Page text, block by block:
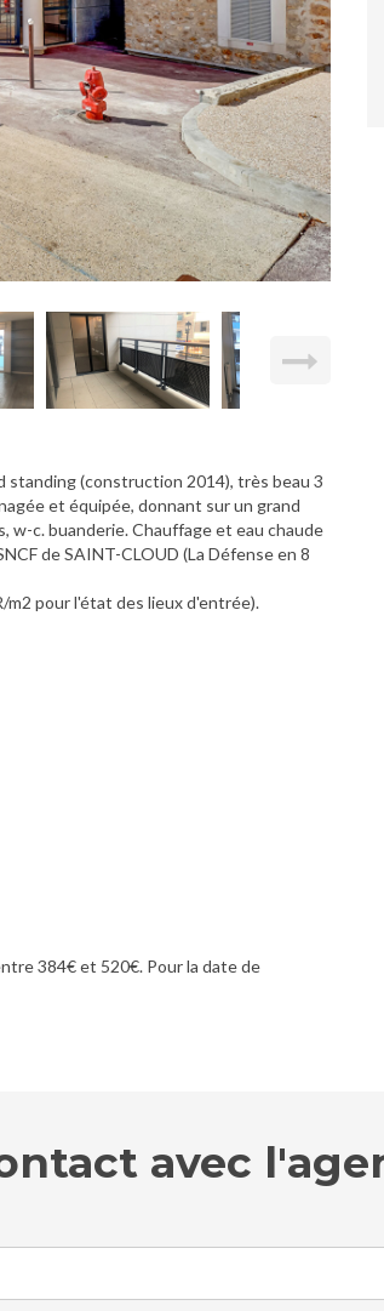
standing (construction 2014), très beau 3
et équipée, donnant sur un grand
w-c. buanderie. Chauffage et eau chaude
de SAINT-CLOUD (La Défense en 8
m2 pour l'état des lieux d'entrée).
384€ et 520€. Pour la date de
avec